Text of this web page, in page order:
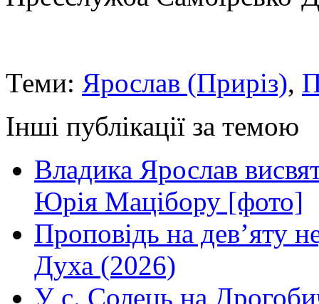
Теми: Ярослав (Приріз),
Інші публікації за темою
Владика Ярослав
Юрія Мацібору [фото]
Проповідь на дев’яту
Духа (2026)
У с. Солець на